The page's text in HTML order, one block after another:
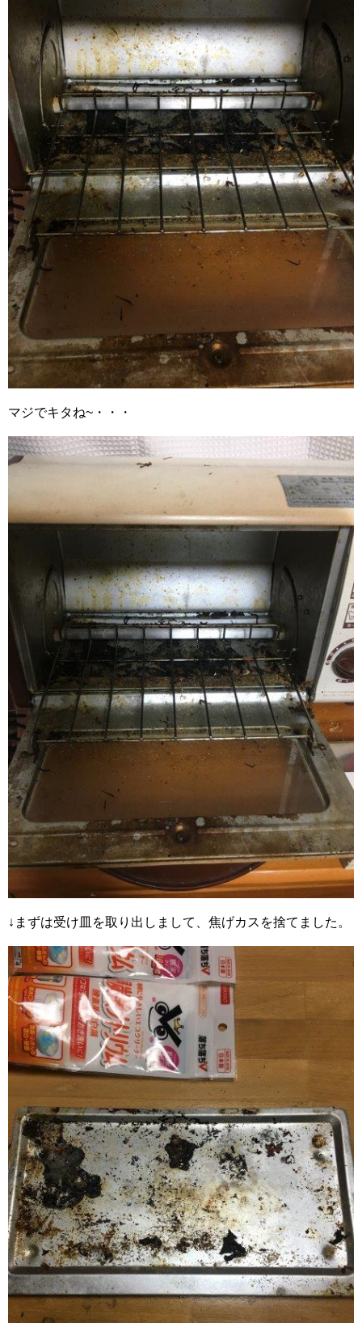
マジでキタね~・・・
↓まずは受け皿を取り出しまして、焦げカスを捨てました。